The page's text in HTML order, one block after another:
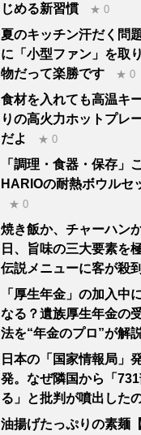
じめる新習慣
★ 0
夏のキッチン汗だく問
に「小型ファン」を取
物だって楽勝です
★ 0
食材を入れても高温キ
りの高火力ホットプレ
だよ
★ 0
「調理・食器・保存」
HARIOの耐熱ボウルセ
★ 0
焼き飯か、チャーハン
日、旨味の三大要素を
伝説メニューに客が殺
「厚生年金」の加入中
なる？遺族厚生年金の
法を“年金のプロ”が解
日本の「国家情報局」
発。なぜ隣国から「
る」と批判が噴出した
油揚げたっぷりの素麺